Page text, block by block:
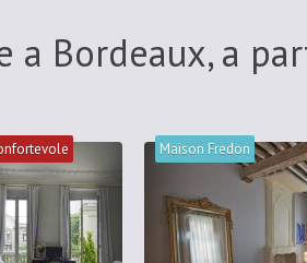
a Bordeaux, a
Maison Fredon